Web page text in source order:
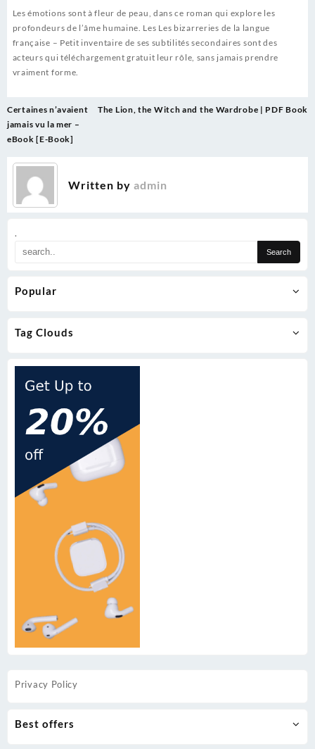
.
Popular
Tag Clouds
Les émotions sont à fleur de peau, dans ce roman qui explore les
profondeurs de l’âme humaine. Les Les bizarreries de la langue
française – Petit inventaire de ses subtilités secondaires sont des
acteurs qui téléchargement gratuit leur rôle, sans jamais prendre
vraiment forme.
Post
navigation
Certaines n’avaient
jamais vu la mer –
eBook [E-Book]
The Lion, the Witch and the Wardrobe | PDF Book
Written by admin
Privacy Policy
Best offers